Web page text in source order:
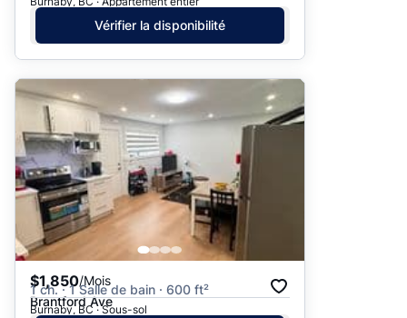
Vérifier la disponibilité
$1,850/Mois
1 ch. · 1 Salle de bain · 600 ft²
Brantford Ave
Burnaby, BC · Sous-sol